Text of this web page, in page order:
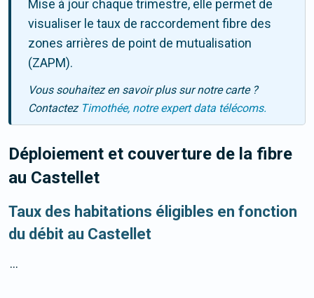
Mise à jour chaque trimestre, elle permet de
visualiser le taux de raccordement fibre des
zones arrières de point de mutualisation
(ZAPM).
Vous souhaitez en savoir plus sur notre carte ?
Contactez Timothée, notre expert data télécoms.
Déploiement et couverture de la fibre
au Castellet
Taux des habitations éligibles en fonction
du débit au Castellet
...